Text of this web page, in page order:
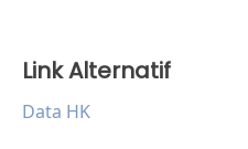
Link Alternatif
Data HK